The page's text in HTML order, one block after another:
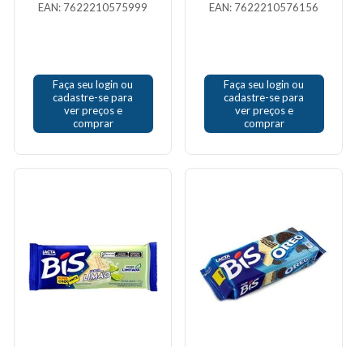
EAN: 7622210575999
Faça seu login ou
cadastre-se para
ver preços e
comprar
EAN: 7622210576156
Faça seu login ou
cadastre-se para
ver preços e
comprar